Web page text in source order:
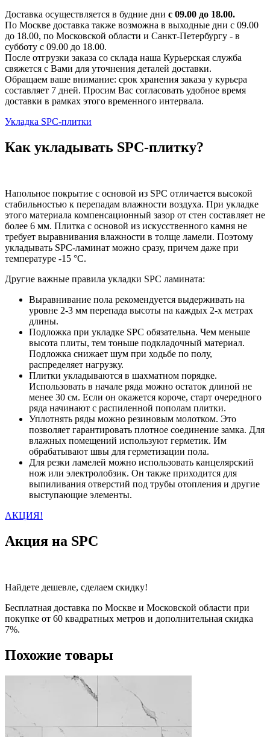
Доставка осуществляется в будние дни с 09.00 до 18.00.
По Москве доставка также возможна в выходные дни с 09.00
до 18.00, по Московской области и Санкт-Петербургу - в
субботу с 09.00 до 18.00.
После отгрузки заказа со склада наша Курьерская служба
свяжется с Вами для уточнения деталей доставки.
Обращаем ваше внимание: срок хранения заказа у курьера
составляет 7 дней. Просим Вас согласовать удобное время
доставки в рамках этого временного интервала.
Укладка SPC-плитки
Как укладывать SPC-плитку?
Напольное покрытие с основой из SPC отличается высокой
стабильностью к перепадам влажности воздуха. При укладке
этого материала компенсационный зазор от стен составляет не
более 6 мм. Плитка с основой из искусственного камня не
требует выравнивания влажности в толще ламели. Поэтому
укладывать SPC-ламинат можно сразу, причем даже при
температуре -15 °C.
Другие важные правила укладки SPC ламината:
Выравнивание пола рекомендуется выдерживать на
уровне 2-3 мм перепада высоты на каждых 2-х метрах
длины.
Подложка при укладке SPC обязательна. Чем меньше
высота плиты, тем тоньше подкладочный материал.
Подложка снижает шум при ходьбе по полу,
распределяет нагрузку.
Плитки укладываются в шахматном порядке.
Использовать в начале ряда можно остаток длиной не
менее 30 см. Если он окажется короче, старт очередного
ряда начинают с распиленной пополам плитки.
Уплотнять ряды можно резиновым молотком. Это
позволяет гарантировать плотное соединение замка. Для
влажных помещений используют герметик. Им
обрабатывают швы для герметизации пола.
Для резки ламелей можно использовать канцелярский
нож или электролобзик. Он также приходится для
выпиливания отверстий под трубы отопления и другие
выступающие элементы.
АКЦИЯ!
Акция на SPC
Найдете дешевле, сделаем скидку!
Бесплатная доставка по Москве и Московской области при
покупке от 60 квадратных метров и дополнительная скидка
7%.
Похожие товары